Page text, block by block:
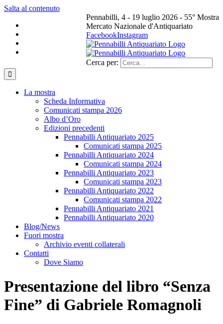
Salta al contenuto
Pennabilli, 4 - 19 luglio 2026 - 55° Mostra
Mercato Nazionale d'Antiquariato
FacebookInstagram
Cerca per:
La mostra
Scheda Informativa
Comunicati stampa 2026
Albo d’Oro
Edizioni precedenti
Pennabilli Antiquariato 2025
Comunicati stampa 2025
Pennabilli Antiquariato 2024
Comunicati stampa 2024
Pennabilli Antiquariato 2023
Comunicati stampa 2023
Pennabilli Antiquariato 2022
Comunicati stampa 2022
Pennabilli Antiquariato 2021
Pennabilli Antiquariato 2020
Blog/News
Fuori mostra
Archivio eventi collaterali
Contatti
Dove Siamo
Presentazione del libro “Senza
Fine” di Gabriele Romagnoli